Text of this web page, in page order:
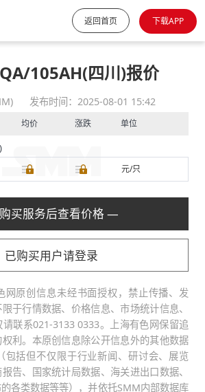
返回首页 下载APP
105AH(四川)报价
发布时间：2025-08-01 15:42
均价 涨跌 单位
元/只
买服务后查看价格 —
已购买用户请登录
网原创信息未经书面授权，禁止传播、发
于行情数据、价格信息、市场统计信息、
联系021-3133 0333。上海有色网保留追
利。本原创信息除公开信息外的其他数据
包括但不仅限于行业新闻、研讨会、展览
告、国家统计局数据、海关进出口数据、
各类数据等等），并依托SMM内部数据库